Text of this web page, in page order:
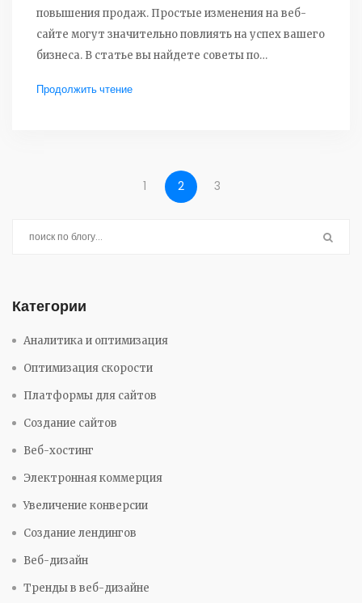
повышения продаж. Простые изменения на веб-
сайте могут значительно повлиять на успех вашего
бизнеса. В статье вы найдете советы по
анализу данных пользователей, улучшению
Продолжить чтение
1 2 3
Категории
Аналитика и оптимизация
Оптимизация скорости
Платформы для сайтов
Создание сайтов
Веб-хостинг
Электронная коммерция
Увеличение конверсии
Создание лендингов
Веб-дизайн
Тренды в веб-дизайне